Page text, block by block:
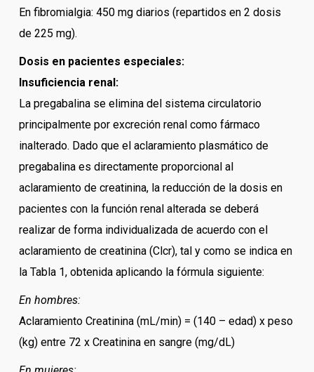
En fibromialgia: 450 mg diarios (repartidos en 2 dosis
de 225 mg).
Dosis en pacientes especiales:
Insuficiencia renal:
La pregabalina se elimina del sistema circulatorio
principalmente por excreción renal como fármaco
inalterado. Dado que el aclaramiento plasmático de
pregabalina es directamente proporcional al
aclaramiento de creatinina, la reducción de la dosis en
pacientes con la función renal alterada se deberá
realizar de forma individualizada de acuerdo con el
aclaramiento de creatinina (Clcr), tal y como se indica en
la Tabla 1, obtenida aplicando la fórmula siguiente:
En hombres:
Aclaramiento Creatinina (mL/min) = (140 – edad) x peso
(kg) entre 72 x Creatinina en sangre (mg/dL)